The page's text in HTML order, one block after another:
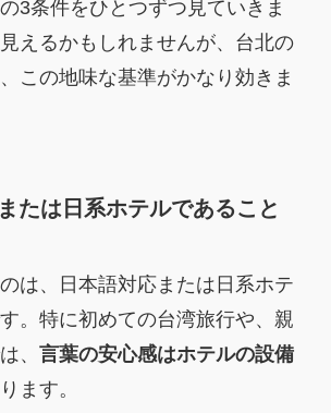
3条件をひとつずつ見ていきま
えるかもしれませんが、台北の
この地味な基準がかなり効きま
たは日系ホテルであること
は、日本語対応または日系ホテ
。特に初めての台湾旅行や、親
、 言葉の安心感はホテルの設備
ます。